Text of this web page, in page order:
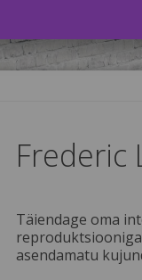
Frederic
Täiendage oma
asendamatu